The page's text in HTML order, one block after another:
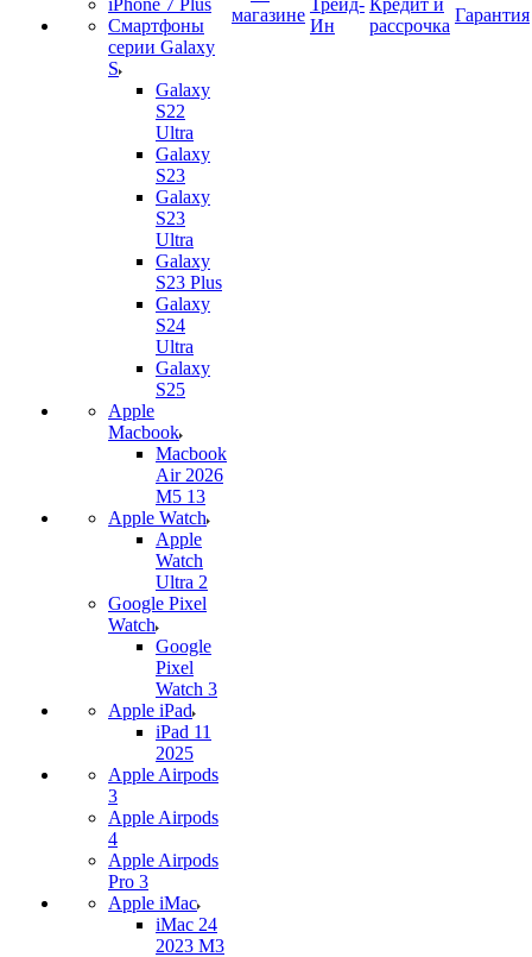
iPhone 7 Plus
Смартфоны
серии Galaxy
S
Galaxy
S22
Ultra
Galaxy
S23
Galaxy
S23
Ultra
Galaxy
S23 Plus
Galaxy
S24
Ultra
Galaxy
S25
Apple
Macbook
Macbook
Air 2026
M5 13
Apple Watch
Apple
Watch
Ultra 2
Google Pixel
Watch
Google
Pixel
Watch 3
Apple iPad
iPad 11
2025
Apple Airpods
3
Apple Airpods
4
Apple Airpods
Pro 3
Apple iMac
iMac 24
2023 M3
магазине
Трейд-
Ин
Кредит и
рассрочка
Гарантия